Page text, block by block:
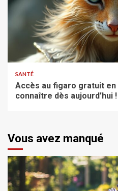
SANTÉ
Accès au figaro gratuit
connaître dès aujourd’hui !
Vous avez manqué